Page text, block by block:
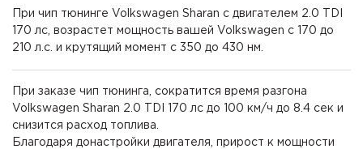
При чип тюнинге Volkswagen Sharan с двигателем 2.0 TDI
170 лс, возрастет мощность вашей Volkswagen с 170 до
210 л.с. и крутящий момент с 350 до 430 нм.
При заказе чип тюнинга, сократится время разгона
Volkswagen Sharan 2.0 TDI 170 лс до 100 км/ч до 8.4 сек и
снизится расход топлива.
Благодаря донастройки двигателя, прирост к мощности